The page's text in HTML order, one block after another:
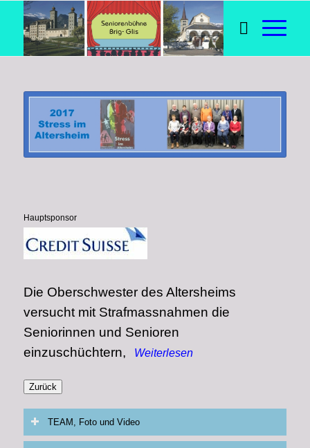
Hauptsponsor
Die Oberschwester des Altersheims
versucht mit Strafmassnahmen die
Seniorinnen und Senioren
einzuschüchtern,
Weiterlesen
TEAM, Foto und Video